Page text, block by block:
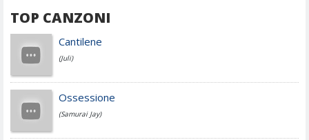
Achille Lauro
Cesare Cremonini
TOP CANZONI
Cantilene
(Juli)
Ossessione
(Samurai Jay)